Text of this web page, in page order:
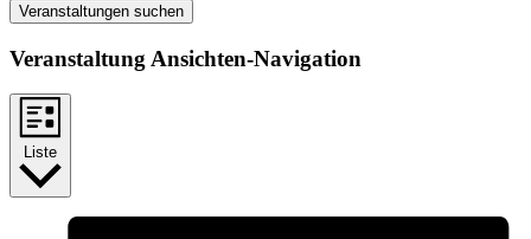
Veranstaltungen suchen
Veranstaltung Ansichten-Navigation
Liste